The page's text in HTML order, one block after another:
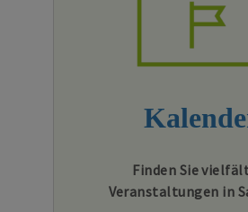
Finden Sie
Veranstaltungen in